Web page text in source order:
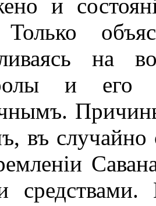
и
на
и его
въ случайно